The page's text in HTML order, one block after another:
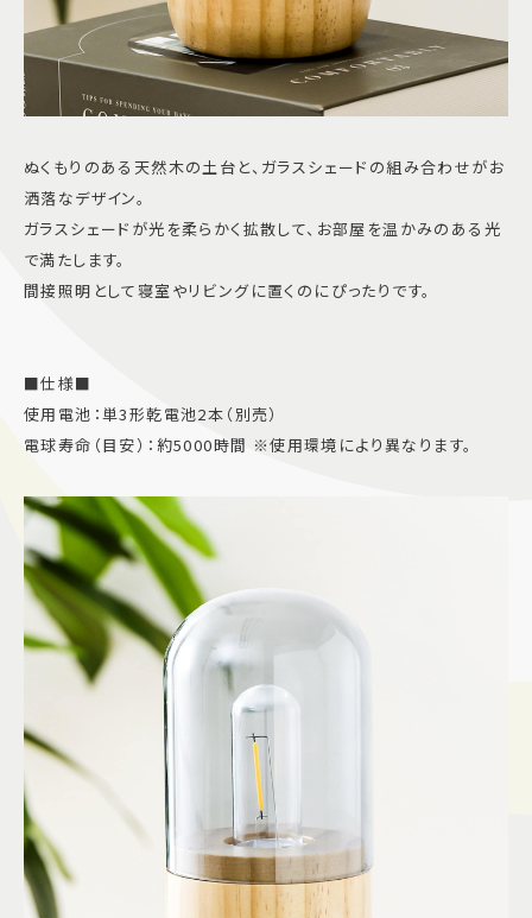
ぬくもりのある天然木の土台と、ガラスシェードの組み合わせがお
洒落なデザイン。
ガラスシェードが光を柔らかく拡散して、お部屋を温かみのある光
で満たします。
間接照明として寝室やリビングに置くのにぴったりです。
■仕様■
使用電池：単3形乾電池2本（別売）
電球寿命（目安）：約5000時間 ※使用環境により異なります。